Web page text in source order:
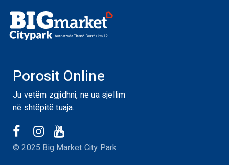
Porosit Online
Ju vetëm zgjidhni, ne ua sjellim
në shtëpitë tuaja.
© 2025 Big Market City Park